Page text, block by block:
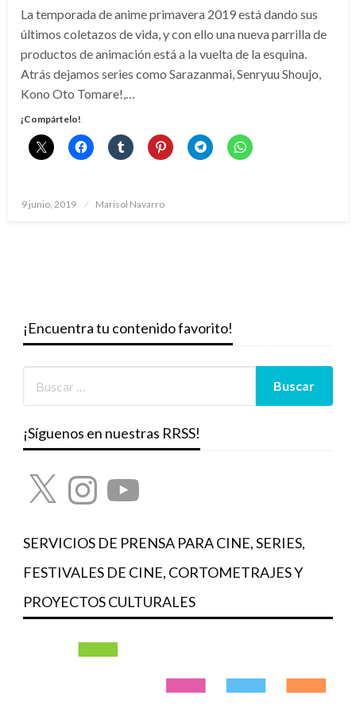
La temporada de anime primavera 2019 está dando sus
últimos coletazos de vida, y con ello una nueva parrilla de
productos de animación está a la vuelta de la esquina.
Atrás dejamos series como Sarazanmai, Senryuu Shoujo,
Kono Oto Tomare!,…
¡Compártelo!
Publicado
9 junio, 2019 Marisol Navarro
¡Encuentra tu contenido favorito!
¡Síguenos en nuestras RRSS!
X InstagramYouTube
SERVICIOS DE PRENSA PARA CINE, SERIES,
FESTIVALES DE CINE, CORTOMETRAJES Y
PROYECTOS CULTURALES